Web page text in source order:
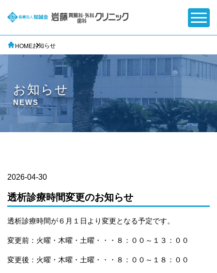
HOMEお知らせ
お知らせ
NEWS
2026-04-30
透析診療時間変更のお知らせ
透析診療時間が６月１日より変更となる予定です。
変更前：火曜・木曜・土曜・・・８：００～１３：００
変更後：火曜・木曜・土曜・・・８：００～１８：００